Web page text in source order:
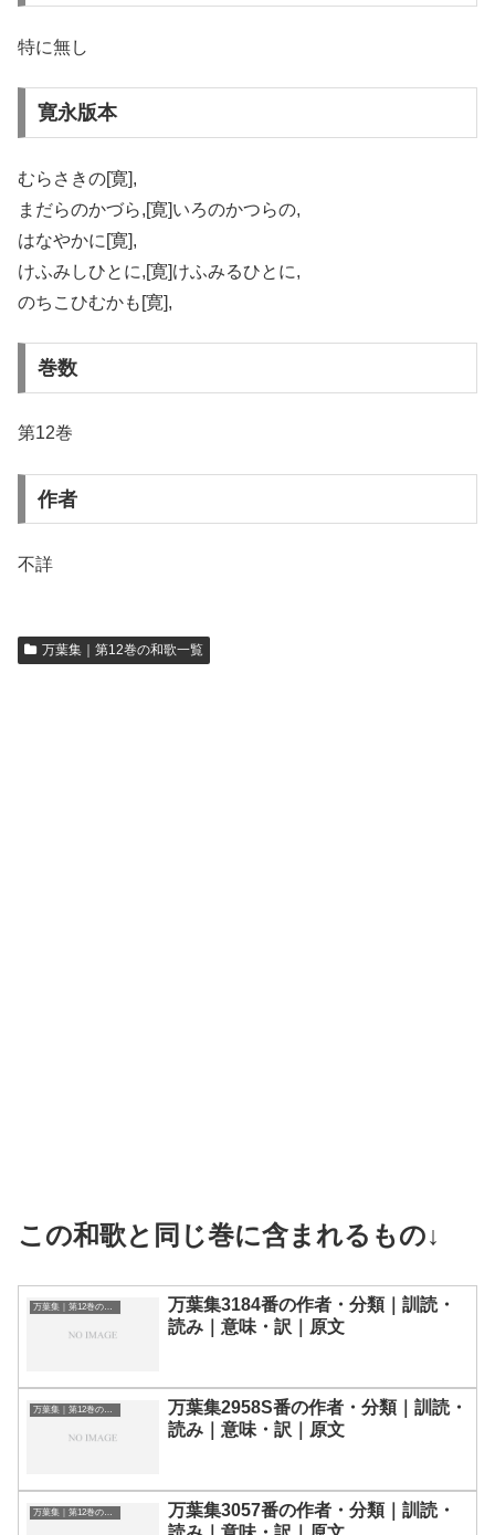
特に無し
寛永版本
むらさきの[寛],
まだらのかづら,[寛]いろのかつらの,
はなやかに[寛],
けふみしひとに,[寛]けふみるひとに,
のちこひむかも[寛],
巻数
第12巻
作者
不詳
万葉集｜第12巻の和歌一覧
この和歌と同じ巻に含まれるもの↓
万葉集｜第12巻の和歌一覧
万葉集3184番の作者・分類｜訓読・
読み｜意味・訳｜原文
万葉集｜第12巻の和歌一覧
万葉集2958S番の作者・分類｜訓読・
読み｜意味・訳｜原文
万葉集｜第12巻の和歌一覧
万葉集3057番の作者・分類｜訓読・